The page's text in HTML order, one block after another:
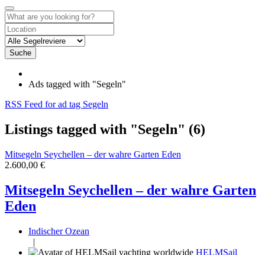
Suche
Ads tagged with "Segeln"
RSS Feed for ad tag Segeln
Listings tagged with "Segeln" (6)
Mitsegeln Seychellen – der wahre Garten Eden
2.600,00 €
Mitsegeln Seychellen – der wahre Garten
Eden
Indischer Ozean
|
HELMSail